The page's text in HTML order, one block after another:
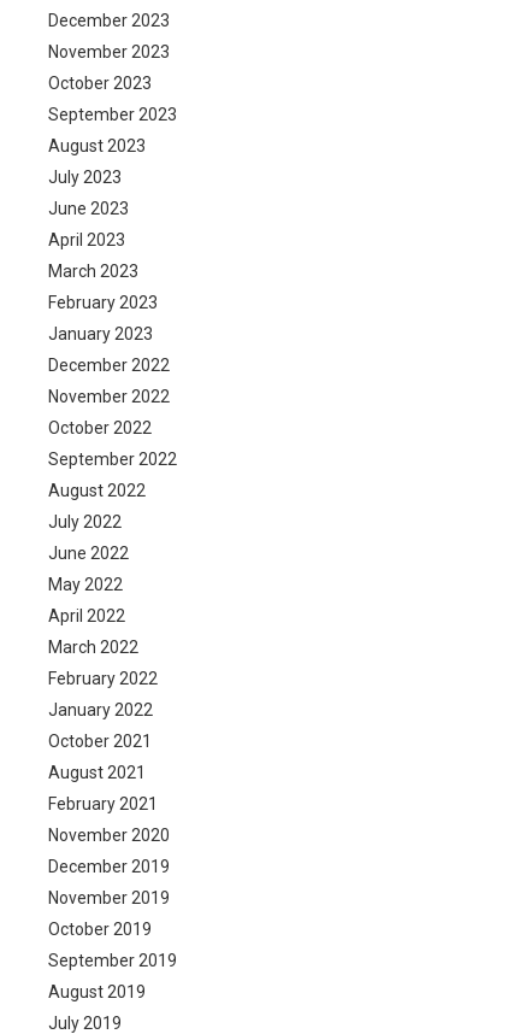
December 2023
November 2023
October 2023
September 2023
August 2023
July 2023
June 2023
April 2023
March 2023
February 2023
January 2023
December 2022
November 2022
October 2022
September 2022
August 2022
July 2022
June 2022
May 2022
April 2022
March 2022
February 2022
January 2022
October 2021
August 2021
February 2021
November 2020
December 2019
November 2019
October 2019
September 2019
August 2019
July 2019